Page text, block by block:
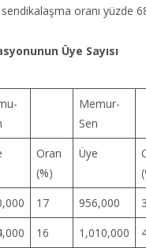
oranı yüzde
Üye Sayısı
Memur-
Sen
Oran
(%)
Üye
17 956,000
16 1,010,000